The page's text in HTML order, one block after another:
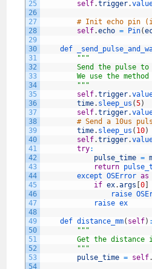
25
26
27
28
29
30
31
32
33
34
35
36
37
38
39
40
41
42
43
44
45
46
47
48
49
50
51
52
53
54
self.trigger.
# Init echo pin
self.echo = Pin(
def
"" "
Send the pulse to
We use the method
" ""
self.trigger.
time. sleep_us (5)
self.trigger.
# Send a 10us
time. sleep_us ( 10)
self.trigger.
try:
pulse_time =
return
except OSError as
if ex.args [0
raise
raise ex
def distance_mm( self) :
"" "
Get the distance in
" ""
pulse_time = self.